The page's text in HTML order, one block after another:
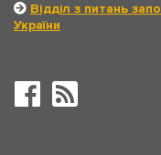
Відділ з питань
України